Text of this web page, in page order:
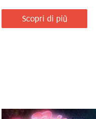
Scopri di più